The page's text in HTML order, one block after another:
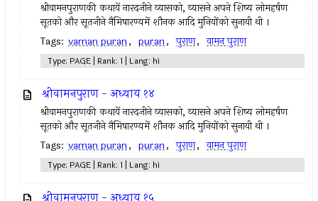
श्रीवामनपुराणकी कथायें नारदजीने व्यासको, व्यासने अपने शिष्य लोमहर्षण
सूतको और सूतजीने नैमिषारण्यमें शौनक आदि मुनियोंको सुनायी थी ।
Tags: vaman puran, puran, पुराण, वामन पुराण
Type: PAGE | Rank: 1 | Lang: hi
श्रीवामनपुराण - अध्याय १४
श्रीवामनपुराणकी कथायें नारदजीने व्यासको, व्यासने अपने शिष्य लोमहर्षण
सूतको और सूतजीने नैमिषारण्यमें शौनक आदि मुनियोंको सुनायी थी ।
Tags: vaman puran, puran, पुराण, वामन पुराण
Type: PAGE | Rank: 1 | Lang: hi